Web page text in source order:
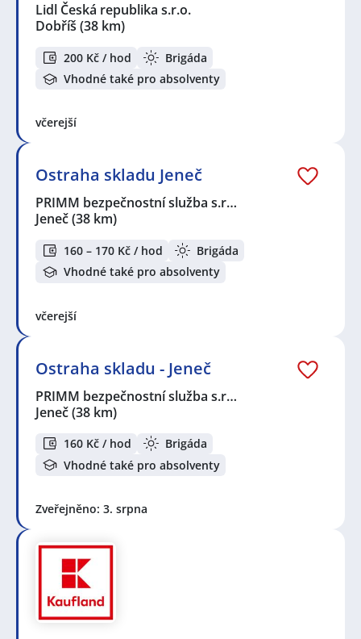
Lidl Česká republika s.r.o.
Dobříš (38 km)
200 Kč / hod
Brigáda
Vhodné také pro absolventy
včerejší
Ostraha skladu Jeneč
PRIMM bezpečnostní služba s.r…
Jeneč(38 km)
160 – 170 Kč / hod
Brigáda
Vhodné také pro absolventy
včerejší
Ostraha skladu - Jeneč
PRIMM bezpečnostní služba s.r…
Jeneč(38 km)
160 Kč / hod
Brigáda
Vhodné také pro absolventy
Zveřejněno: 3. srpna